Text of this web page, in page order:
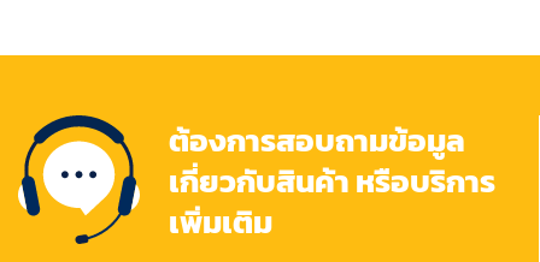
ต้องการสอบถามข้อมูล
เกี่ยวกับสินค้า หรือบริการ
เพิ่มเติม